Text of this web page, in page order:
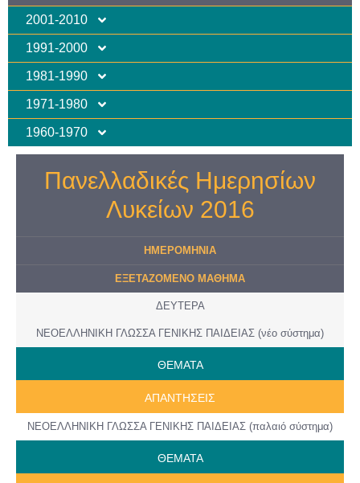
2001-2010
1991-2000
1981-1990
1971-1980
1960-1970
Πανελλαδικές Ημερησίων
Λυκείων 2016
ΗΜΕΡΟMHNIA
ΕΞΕΤΑΖΟΜΕΝΟ ΜΑΘΗΜΑ
ΔΕΥΤΕΡΑ
ΝΕΟΕΛΛΗΝΙΚΗ ΓΛΩΣΣΑ ΓΕΝΙΚΗΣ ΠΑΙΔΕΙΑΣ (νέο σύστημα)
ΘΕΜΑΤΑ
ΑΠΑΝΤΗΣΕΙΣ
ΝΕΟΕΛΛΗΝΙΚΗ ΓΛΩΣΣΑ ΓΕΝΙΚΗΣ ΠΑΙΔΕΙΑΣ (παλαιό σύστημα)
ΘΕΜΑΤΑ